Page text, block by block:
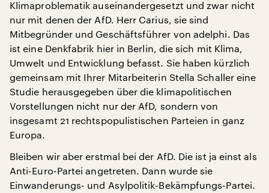
Klimaproblematik auseinandergesetzt und zwar nicht
nur mit denen der AfD. Herr Carius, sie sind
Mitbegründer und Geschäftsführer von adelphi. Das
ist eine Denkfabrik hier in Berlin, die sich mit Klima,
Umwelt und Entwicklung befasst. Sie haben kürzlich
gemeinsam mit Ihrer Mitarbeiterin Stella Schaller eine
Studie herausgegeben über die klimapolitischen
Vorstellungen nicht nur der AfD, sondern von
insgesamt 21 rechtspopulistischen Parteien in ganz
Europa.
Bleiben wir aber erstmal bei der AfD. Die ist ja einst als
Anti-Euro-Partei angetreten. Dann wurde sie
Einwanderungs- und Asylpolitik-Bekämpfungs-Partei.